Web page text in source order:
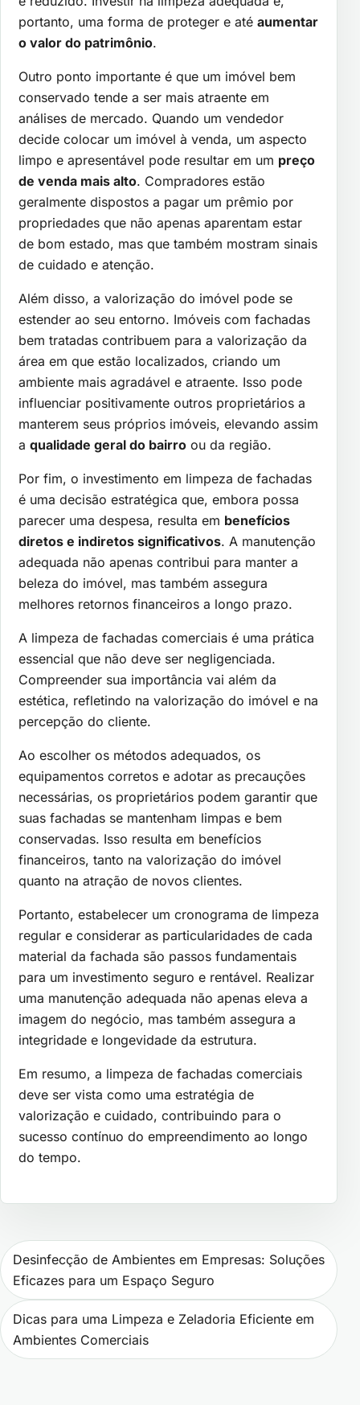
portanto, uma forma de proteger e até aumentar
o valor do patrimônio.
Outro ponto importante é que um imóvel bem
conservado tende a ser mais atraente em
análises de mercado. Quando um vendedor
decide colocar um imóvel à venda, um aspecto
limpo e apresentável pode resultar em um preço
de venda mais alto. Compradores estão
geralmente dispostos a pagar um prêmio por
propriedades que não apenas aparentam estar
de bom estado, mas que também mostram sinais
de cuidado e atenção.
Além disso, a valorização do imóvel pode se
estender ao seu entorno. Imóveis com fachadas
bem tratadas contribuem para a valorização da
área em que estão localizados, criando um
ambiente mais agradável e atraente. Isso pode
influenciar positivamente outros proprietários a
manterem seus próprios imóveis, elevando assim
a qualidade geral do bairro ou da região.
Por fim, o investimento em limpeza de fachadas
é uma decisão estratégica que, embora possa
parecer uma despesa, resulta em benefícios
diretos e indiretos significativos. A manutenção
adequada não apenas contribui para manter a
beleza do imóvel, mas também assegura
melhores retornos financeiros a longo prazo.
A limpeza de fachadas comerciais é uma prática
essencial que não deve ser negligenciada.
Compreender sua importância vai além da
estética, refletindo na valorização do imóvel e na
percepção do cliente.
Ao escolher os métodos adequados, os
equipamentos corretos e adotar as precauções
necessárias, os proprietários podem garantir que
suas fachadas se mantenham limpas e bem
conservadas. Isso resulta em benefícios
financeiros, tanto na valorização do imóvel
quanto na atração de novos clientes.
Portanto, estabelecer um cronograma de limpeza
regular e considerar as particularidades de cada
material da fachada são passos fundamentais
para um investimento seguro e rentável. Realizar
uma manutenção adequada não apenas eleva a
imagem do negócio, mas também assegura a
integridade e longevidade da estrutura.
Em resumo, a limpeza de fachadas comerciais
deve ser vista como uma estratégia de
valorização e cuidado, contribuindo para o
sucesso contínuo do empreendimento ao longo
do tempo.
Navegação de Post
Desinfecção de Ambientes em Empresas: Soluções
Eficazes para um Espaço Seguro
Dicas para uma Limpeza e Zeladoria Eficiente em
Ambientes Comerciais